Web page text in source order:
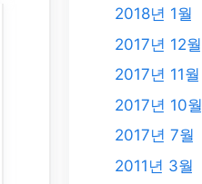
2018년 1월
2017년 12월
2017년 11월
2017년 10월
2017년 7월
2011년 3월